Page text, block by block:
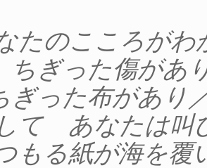
たのこころが
ぎった傷があ
った布があり
て あなたは叫
もる紙が海を